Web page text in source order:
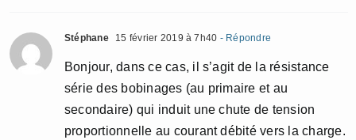
Stéphane 15 février 2019 à 7h40 - Répondre
Bonjour, dans ce cas, il s’agit de la résistance
série des bobinages (au primaire et au
secondaire) qui induit une chute de tension
proportionnelle au courant débité vers la charge.